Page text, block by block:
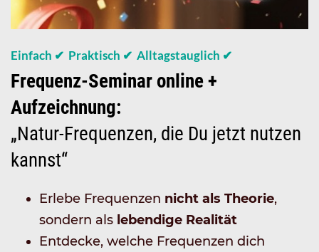
Einfach ✔ Praktisch ✔ Alltagstauglich ✔
Frequenz-Seminar online +
Aufzeichnung:
„Natur-Frequenzen, die Du jetzt nutzen
kannst“
Erlebe Frequenzen nicht als Theorie,
sondern als lebendige Realität
Entdecke, welche Frequenzen dich